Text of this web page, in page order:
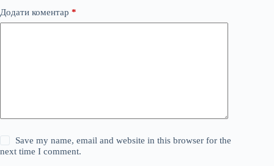
Додати коментар *
Save my name, email and website in this browser for the
next time I comment.